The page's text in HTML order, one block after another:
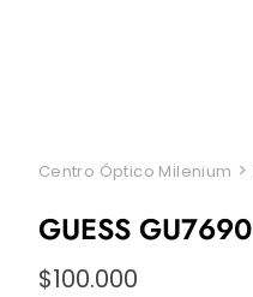
Centro Óptico Milenium >
GUESS GU7690
$100.000